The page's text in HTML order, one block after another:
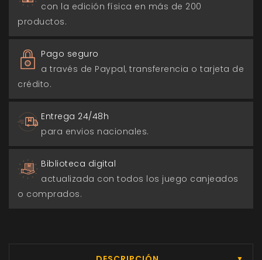
con la edición física en más de 200
productos.
Pago seguro
a través de Paypal, transferencia o tarjeta de
crédito.
Entrega 24/48h
para envios nacionales.
Biblioteca digital
actualizada con todos los juego canjeados
o comprados.